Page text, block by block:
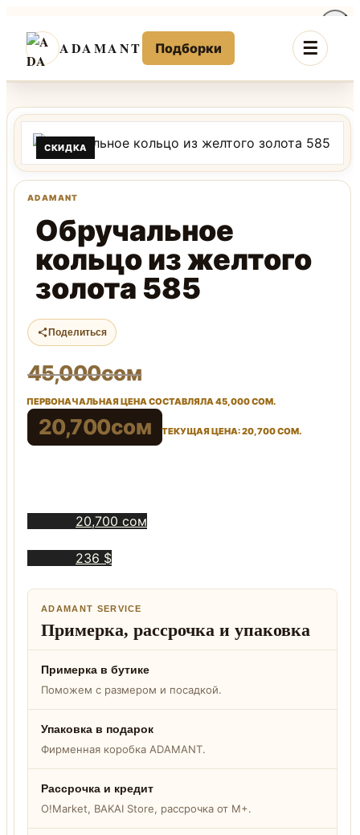
содержимому
ADAMANT Подборки
СКИДКА
Обручальное
кольцо из желтого
золота 585
Поделиться
45,000сом
ПЕРВОНАЧАЛЬНАЯ ЦЕНА СОСТАВЛЯЛА 45,000 СОМ.
20,700сом ТЕКУЩАЯ ЦЕНА: 20,700 СОМ.
20,700 сом
236 $
ADAMANT SERVICE
Примерка, рассрочка и упаковка
Примерка в бутике
Поможем с размером и посадкой.
Упаковка в подарок
Фирменная коробка ADAMANT.
Рассрочка и кредит
O!Market, BAKAI Store, рассрочка от M+.